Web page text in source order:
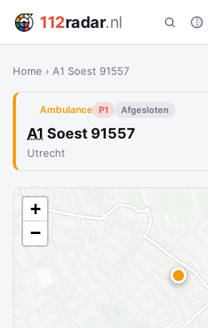
112radar.nl
Home › A1 Soest 91557
Ambulance P1 Afgesloten
A1 Soest 91557
Utrecht
+
−